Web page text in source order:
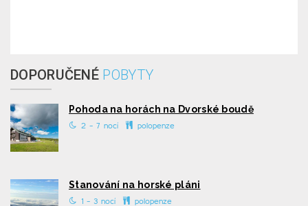
DOPORUČENÉ POBYTY
Pohoda na horách na Dvorské boudě
2 - 7 nocí polopenze
Stanování na horské pláni
1 - 3 nocí polopenze